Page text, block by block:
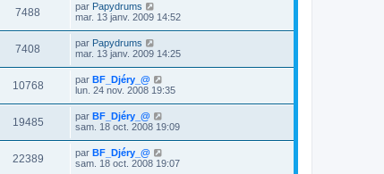
7488 par Papydrums
mar. 13 janv. 2009 14:52
7408 par Papydrums
mar. 13 janv. 2009 14:25
10768 par BF_Djéry_@
lun. 24 nov. 2008 19:35
19485 par BF_Djéry_@
sam. 18 oct. 2008 19:09
22389 par BF_Djéry_@
sam. 18 oct. 2008 19:07